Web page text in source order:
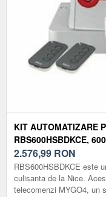
KIT AUTOMATIZARE
RBS600HSBDKCE,
2.576,99 RON
RBS600HSBDKCE este
culisanta de la Nice.
telecomenzi MYGO4, un